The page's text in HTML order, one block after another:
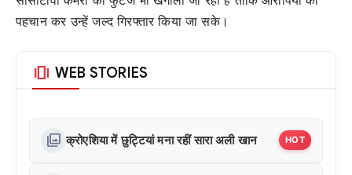
पहचान कर उन्हें जल्द गिरफ्तार किया जा सके।
amp_stories WEB STORIES
photo_library क्रोएशिया में छुट्टियां मना रहीं सारा अली खान HOT